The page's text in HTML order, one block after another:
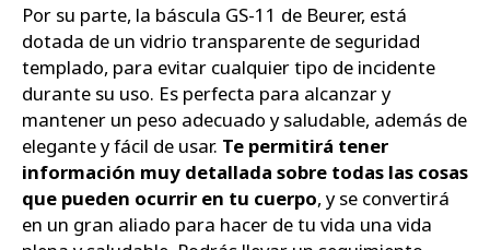
Por su parte, la báscula GS-11 de Beurer, está
dotada de un vidrio transparente de seguridad
templado, para evitar cualquier tipo de incidente
durante su uso. Es perfecta para alcanzar y
mantener un peso adecuado y saludable, además de
elegante y fácil de usar. Te permitirá tener
información muy detallada sobre todas las cosas
que pueden ocurrir en tu cuerpo, y se convertirá
en un gran aliado para hacer de tu vida una vida